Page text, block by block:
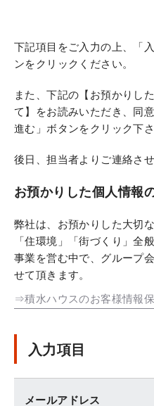
下記項目をご入力の上、「
ンをクリックください。
また、下記の【お預かりし
て】をお読みいただき、同
進む」ボタンをクリック下さ
後日、担当者よりご連絡さ
お預かりした個人情報
弊社は、お預かりした大切
「住環境」「街づくり」全
事業を営む中で、グループ
せて頂きます。
⇒積水ハウスのお客様情報
入力項目
メールアドレス